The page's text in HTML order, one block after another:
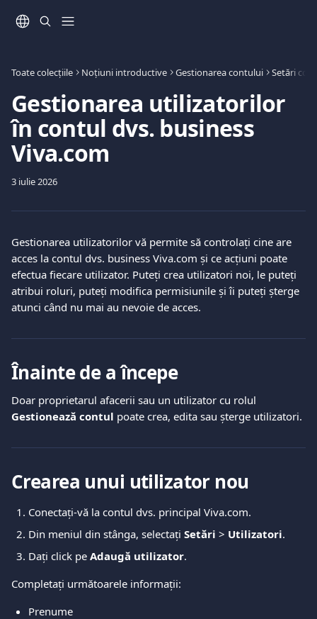
Toate colecțiile Noțiuni introductive Gestionarea contului Setări cont
Gestionarea utilizatorilor
în contul dvs. business
Viva.com
3 iulie 2026
Gestionarea utilizatorilor vă permite să controlați cine are
acces la contul dvs. business Viva.com și ce acțiuni poate
efectua fiecare utilizator. Puteți crea utilizatori noi, le puteți
atribui roluri, puteți modifica permisiunile și îi puteți șterge
atunci când nu mai au nevoie de acces.
Înainte de a începe
Doar proprietarul afacerii sau un utilizator cu rolul
Gestionează contul poate crea, edita sau șterge utilizatori.
Crearea unui utilizator nou
Conectați-vă la contul dvs. principal Viva.com.
Din meniul din stânga, selectați Setări > Utilizatori.
Dați click pe Adaugă utilizator.
Completați următoarele informații:
Prenume